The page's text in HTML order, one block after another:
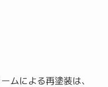
ムによる再塗装は、